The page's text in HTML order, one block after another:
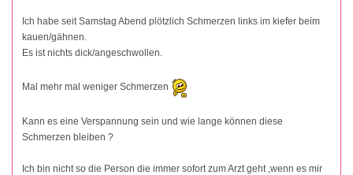
Ich habe seit Samstag Abend plötzlich Schmerzen links im kiefer beim
kauen/gähnen.
Es ist nichts dick/angeschwollen.
Mal mehr mal weniger Schmerzen
Kann es eine Verspannung sein und wie lange können diese
Schmerzen bleiben ?
Ich bin nicht so die Person die immer sofort zum Arzt geht ,wenn es mir